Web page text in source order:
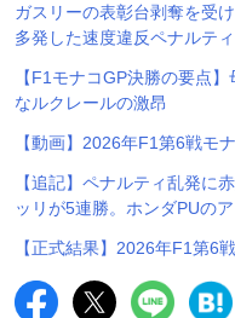
ガスリーの表彰台剥奪を受
多発した速度違反ペナルテ
【F1モナコGP決勝の要点
なルクレールの激昂
【動画】2026年F1第6戦モ
【追記】ペナルティ乱発に
ッリが5連勝。ホンダPUの
【正式結果】2026年F1第6